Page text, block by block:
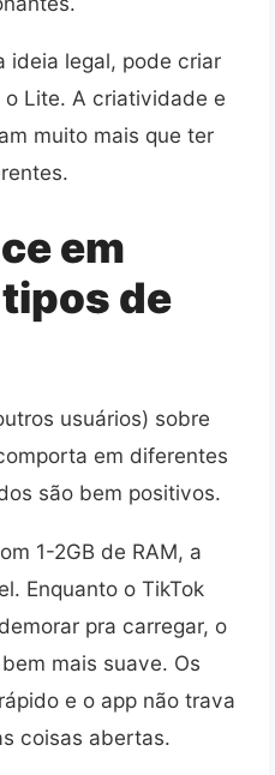
ideia legal, pode criar
Lite. A criatividade e
muito mais que ter
em
de
usuários) sobre
em diferentes
são bem positivos.
1-2GB de RAM, a
Enquanto o TikTok
pra carregar, o
mais suave. Os
e o app não trava
coisas abertas.